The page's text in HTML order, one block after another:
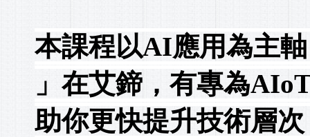
本課程以AI應用為主
」在艾鍗，有專為
助你更快提升技術層